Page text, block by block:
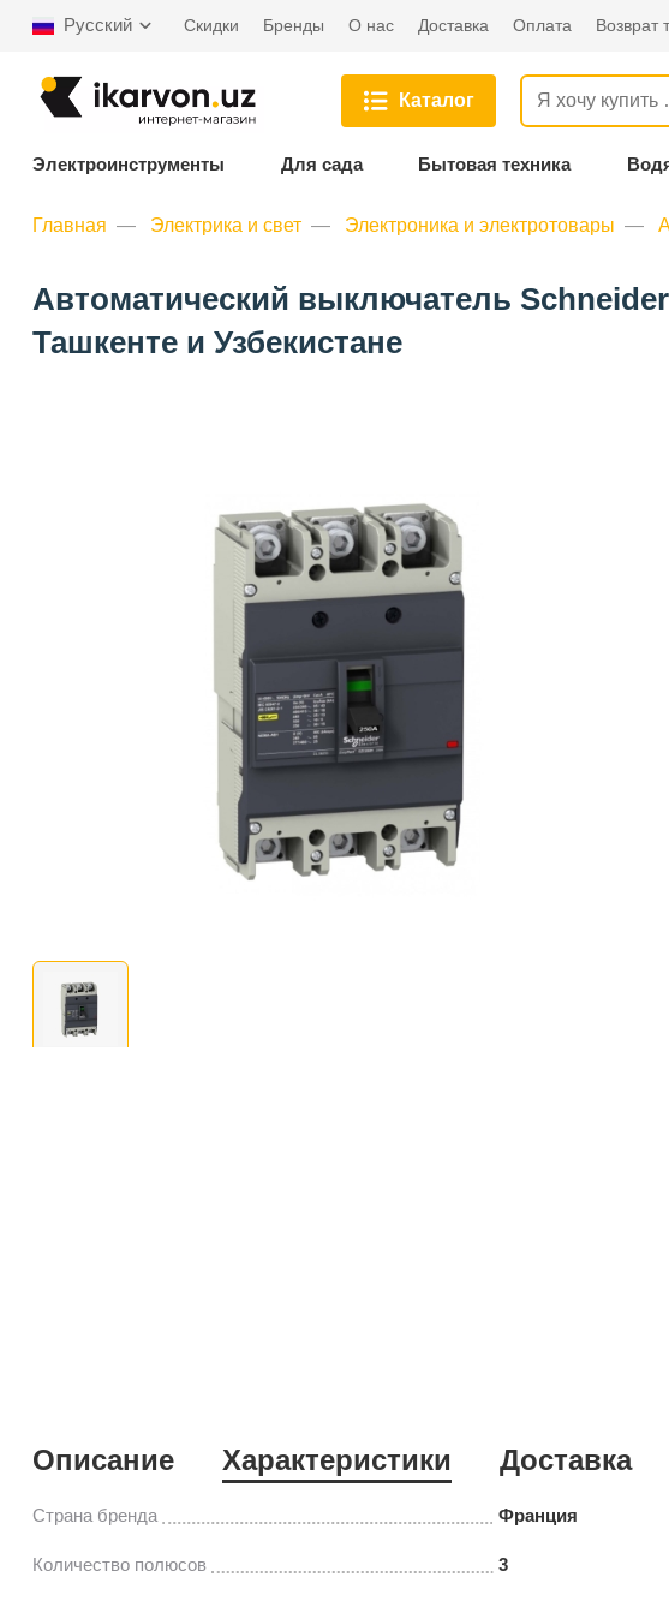
Русский Скидки Бренды О нас Доставка Оплата Возврат
Каталог
Электроинструменты Для сада Бытовая техника
Главная Электрика и свет Электроника и электротовары
Автоматический выключатель
Ташкенте и Узбекистане
Описание Характеристики Доставка
Страна бренда Франция
Количество полюсов 3